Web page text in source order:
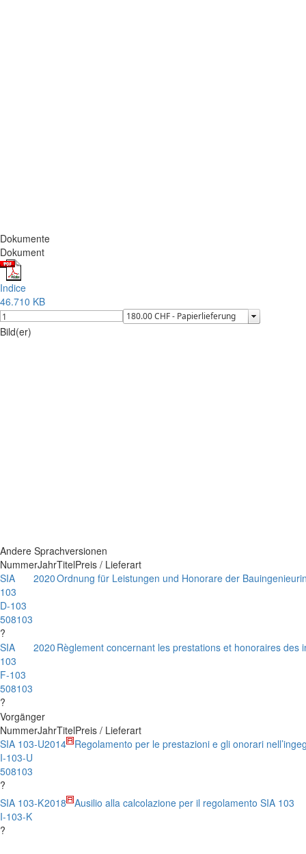
Dokumente
Dokument
Indice
46.710 KB
Bild(er)
Andere Sprachversionen
NummerJahrTitelPreis / Lieferart
SIA
103
D-103
508103
?
2020Ordnung für Leistungen und Honorare der
SIA
103
F-103
508103
?
2020 Règlement concernant les prestations et honoraires des
Vorgänger
NummerJahrTitelPreis / Lieferart
SIA 103-U
I-103-U
508103
?
2014 Regolamento per le prestazioni e gli onorari
SIA 103-K
I-103-K
?
2018 Ausilio alla calcolazione per il regolamento SIA 103